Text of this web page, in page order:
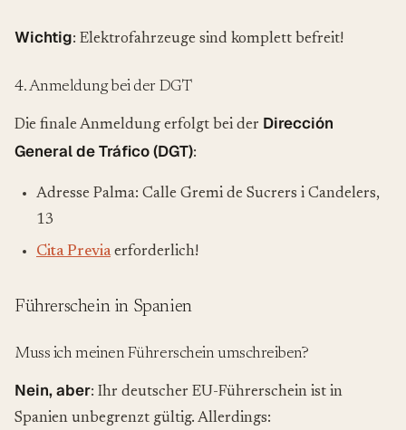
Wichtig: Elektrofahrzeuge sind komplett befreit!
4. Anmeldung bei der DGT
Die finale Anmeldung erfolgt bei der Dirección
General de Tráfico (DGT):
Adresse Palma: Calle Gremi de Sucrers i Candelers,
13
Cita Previaerforderlich!
Führerschein in Spanien
Muss ich meinen Führerschein umschreiben?
Nein, aber: Ihr deutscher EU-Führerschein ist in
Spanien unbegrenzt gültig. Allerdings: